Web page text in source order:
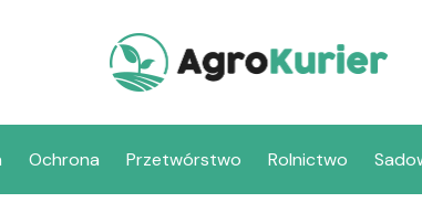
Ochrona Przetwórstwo Rolnictwo